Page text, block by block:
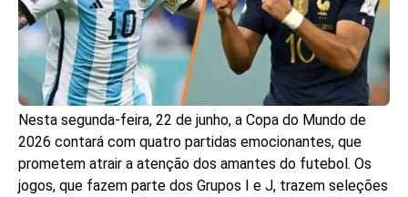
Nesta segunda-feira, 22 de junho, a Copa do Mundo de
2026 contará com quatro partidas emocionantes, que
prometem atrair a atenção dos amantes do futebol. Os
jogos, que fazem parte dos Grupos I e J, trazem seleções